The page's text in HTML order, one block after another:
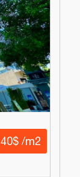
40$ /m2